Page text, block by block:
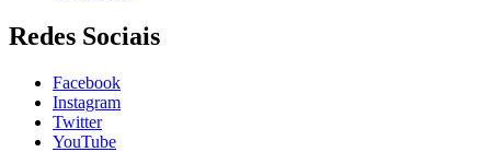
Redes Sociais
Facebook
Instagram
Twitter
YouTube